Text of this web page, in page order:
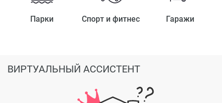
Парки Спорт и фитнес Гаражи
ВИРТУАЛЬНЫЙ АССИСТЕНТ